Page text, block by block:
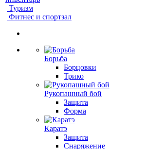
Туризм
Фитнес и спортзал
Борьба
Борцовки
Трико
Рукопашный бой
Защита
Форма
Каратэ
Защита
Снаряжение